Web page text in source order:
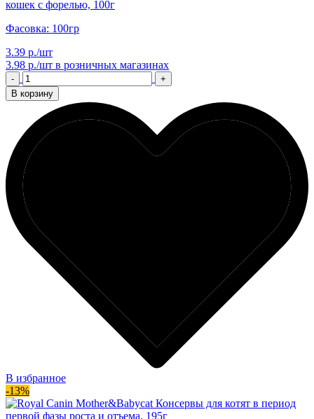
кошек с форелью, 100г
Фасовка: 100гр
3.39 р./шт
3.98 р./шт в розничных магазинах
-
+
В корзину
В избранное
-13%